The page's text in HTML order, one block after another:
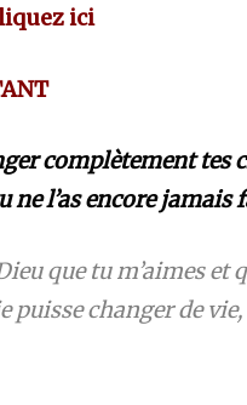
ici
complètement tes
ne l’as encore jamais
que tu m’aimes
puisse changer de